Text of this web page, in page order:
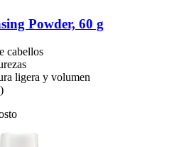
Powder, 60 g
cabellos
ligera y volumen